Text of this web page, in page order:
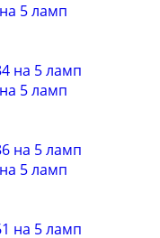
5 ламп
5 ламп
5 ламп